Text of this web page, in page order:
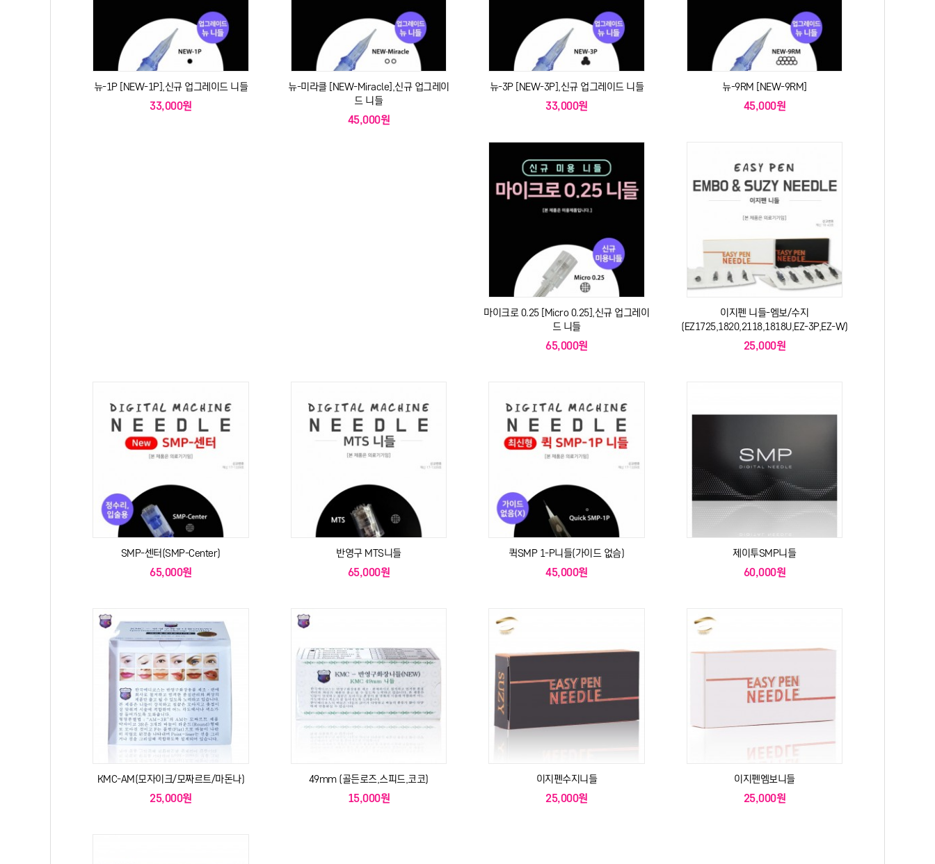
뉴-1P [NEW-1P],신규 업그레이드 니들
33,000원
뉴-미라클 [NEW-Miracle],신규 업그레이
드 니들
45,000원
뉴-3P [NEW-3P],신규 업그레이드 니들
33,000원
뉴-9RM [NEW-9RM]
45,000원
마이크로 0.25 [Micro 0.25],신규 업그레이
드 니들
65,000원
이지펜 니들-엠보/수지
(EZ1725,1820,2118,1818U,EZ-3P,EZ-W)
25,000원
SMP-센터(SMP-Center)
65,000원
반영구 MTS니들
65,000원
퀵SMP 1-P니들(가이드 없슴)
45,000원
제이투SMP니들
60,000원
KMC-AM(모자이크/모짜르트/마돈나)
25,000원
49mm (골든로즈,스피드,코코)
15,000원
이지펜수지니들
25,000원
이지펜엠보니들
25,000원